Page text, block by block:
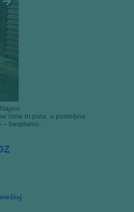
Najam
čiste tri puta, a posteljina
besplatno.